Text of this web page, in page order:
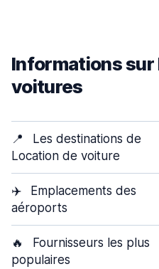
Informations sur
voitures
📍
Les destinations de
Location de voiture
✈️
Emplacements des
aéroports
🔥
Fournisseurs les plus
populaires